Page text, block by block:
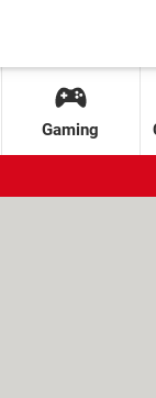
Gaming